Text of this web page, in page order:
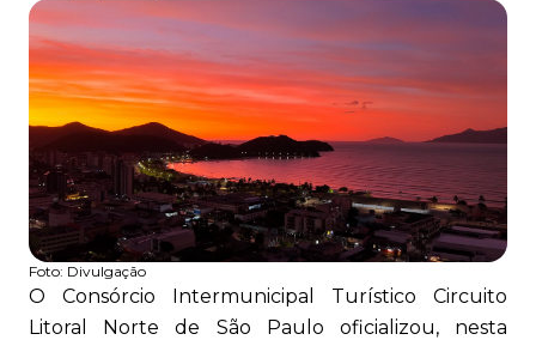
Foto: Divulgação
O Consórcio Intermunicipal Turístico Circuito
Litoral Norte de São Paulo oficializou, nesta